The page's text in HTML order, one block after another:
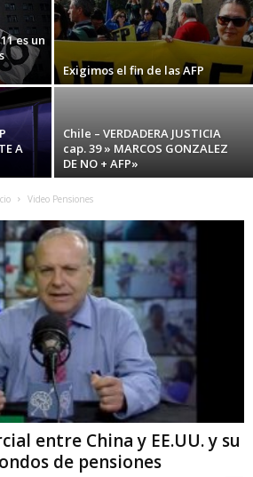
es un
Exigimos el fin de las AFP
A
Chile – VERDADERA JUSTICIA
cap. 39 » MARCOS GONZALEZ
DE NO + AFP»
Video Pensiones
entre China y EE.UU. y su
de pensiones